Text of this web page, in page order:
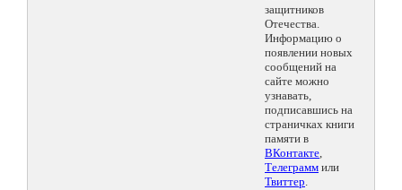
защитников
Отечества.
Информацию о
появлении новых
сообщений на
сайте можно
узнавать,
подписавшись на
страничках книги
памяти в
ВКонтакте,
Телеграмм или
Твиттер.